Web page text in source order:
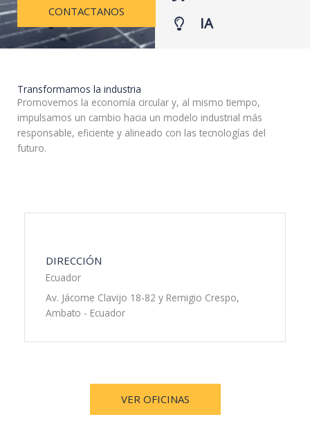
CONTACTANOS
IA
Transformamos la industria
Promovemos la economía circular y, al mismo tiempo,
impulsamos un cambio hacia un modelo industrial más
responsable, eficiente y alineado con las tecnologías del
futuro.
DIRECCIÓN
Ecuador
Av. Jácome Clavijo 18-82 y Remigio Crespo,
Ambato - Ecuador
VER OFICINAS